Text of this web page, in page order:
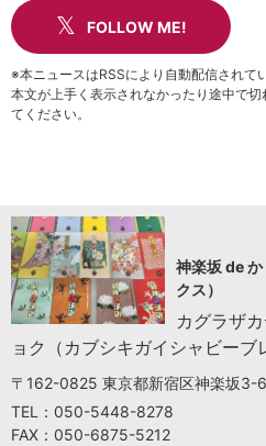
FOLLOW ME!
※本ニュースはRSSにより自動配信されて
本文が上手く表示されなかったり途中で
てください。
神楽坂 de
クス）
カグラザ
ョク（カブシキガイシャビーブ
〒162-0825 東京都新宿区神楽坂3-
TEL：050-5448-8278
FAX：050-6875-5212